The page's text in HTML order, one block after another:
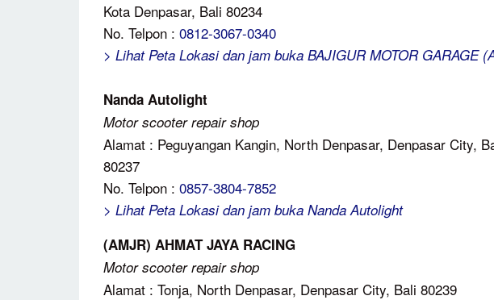
Kota Denpasar, Bali 80234
No. Telpon : 0812-3067-0340
> Lihat Peta Lokasi dan jam buka BAJIGUR MOTOR GARAGE
Nanda Autolight
Motor scooter repair shop
Alamat : Peguyangan Kangin, North Denpasar, Denpasar City,
80237
No. Telpon : 0857-3804-7852
> Lihat Peta Lokasi dan jam buka Nanda Autolight
(AMJR) AHMAT JAYA RACING
Motor scooter repair shop
Alamat : Tonja, North Denpasar, Denpasar City, Bali 80239